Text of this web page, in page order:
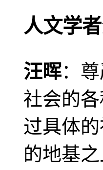
人文学
汪晖：
社会的
过具体
的地基